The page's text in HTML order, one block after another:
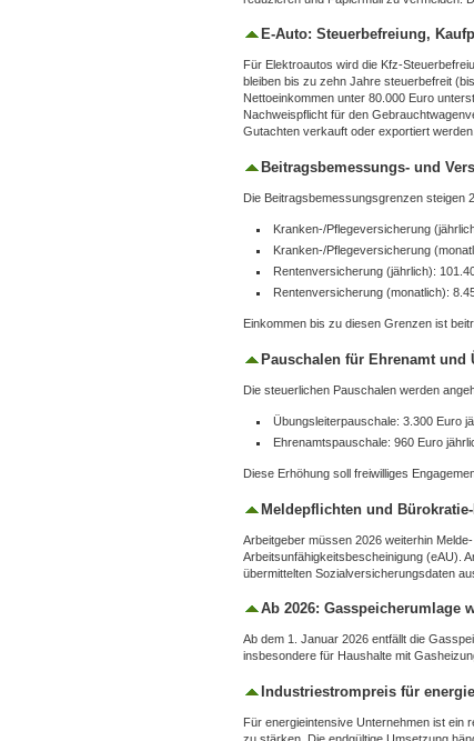
E‑Auto: Steuerbefreiung,
Für Elektroautos wird die
bleiben bis zu zehn Jahre steuerbefreit
Nettoeinkommen unter 80.000 Euro
Nachweispflicht für den
Gutachten verkauft oder exportiert werden.
Beitragsbemessungs‑ und
Die Beitragsbemessungsgrenzen steigen
Kranken‑/Pflegeversicherung
Kranken‑/Pflegeversicherung
Rentenversicherung (jährlich):
Rentenversicherung (monatlich):
Einkommen bis zu diesen Grenzen ist
Pauschalen für Ehrenamt und
Die steuerlichen Pauschalen werden
Übungsleiterpauschale: 3.300 Euro
Ehrenamtspauschale: 960 Euro
Diese Erhöhung soll freiwilliges
Meldepflichten und
Arbeitgeber müssen 2026 weiterhin
Arbeitsunfähigkeitsbescheinigung (eAU).
übermittelten Sozialversicherungsdaten
Ab 2026: Gasspeicherumlage
Ab dem 1. Januar 2026 entfällt die
insbesondere für Haushalte mit
Industriestrompreis für
Für energieintensive Unternehmen ist ein